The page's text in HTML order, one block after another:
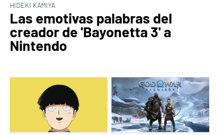
HIDEKI KAMIYA
Las emotivas palabras del
creador de 'Bayonetta 3' a
Nintendo